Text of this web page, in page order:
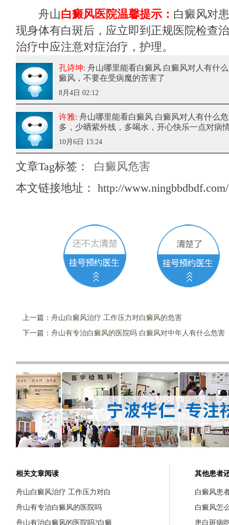
舟山白癜风医院温馨提示： 白癜风对
现身体有白斑后，应立即到正规医院检查
治疗中应注意对症治疗，护理。
孔诗坤: 舟山哪里能看白癜风 白癜风对人有什
癜风，不要在受病魔的苦害了
8月4日 02:12
许雅: 舟山哪里能看白癜风 白癜风对人有什么
多，少晒紫外线，多喝水，开心快乐一点对病
10月6日 13:24
文章Tag标签：
白癜风危害
本文链接地址： http://
上一篇： 舟山白癜风治疗 工作压力对白癜风的危害
下一篇： 舟山有专治白癜风的医院吗 白癜风对中年人有什么危害
相关文章阅读
舟山白癜风治疗 工作压力对白
舟山有专治白癜风的医院吗
舟山有治白癜风的医院吗?白癜
其他患者
白癜风患
白癜风怎
患白斑病